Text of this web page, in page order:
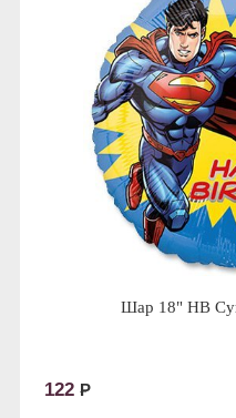
Шар 18" HB
122 Р